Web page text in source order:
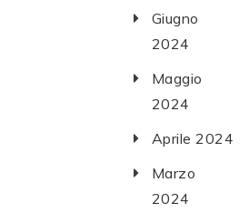
Giugno
2024
Maggio
2024
Aprile 2024
Marzo
2024